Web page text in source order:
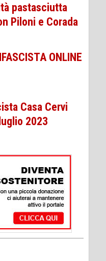
pastasciutta
Piloni e Corada
ONLINE
Casa Cervi
2023